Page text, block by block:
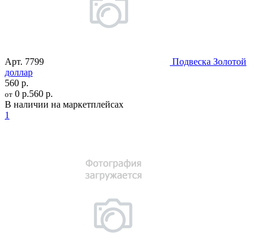
Арт. 7799
Подвеска Золотой
доллар
560 р.
от 0 р.560 р.
В наличии на маркетплейсах
1